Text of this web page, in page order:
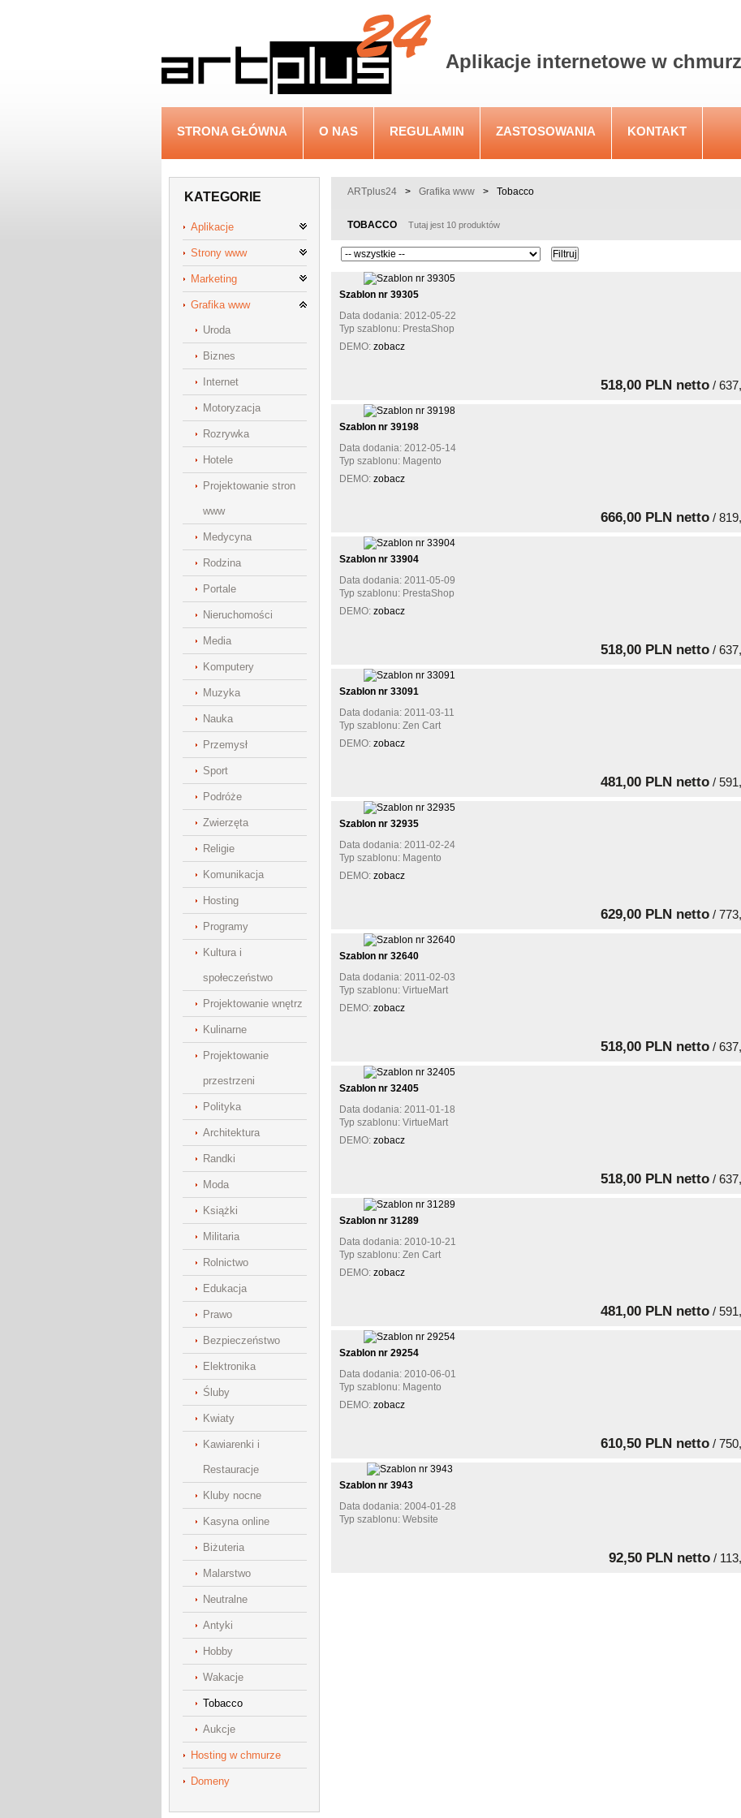
Aplikacje internetowe w
STRONA GŁÓWNA O NAS REGULAMIN ZASTOSOWANIA KONTAKT
KATEGORIE
Aplikacje
Strony www
Marketing
Grafika www
Uroda
Biznes
Internet
Motoryzacja
Rozrywka
Hotele
Projektowanie stron
www
Medycyna
Rodzina
Portale
Nieruchomości
Media
Komputery
Muzyka
Nauka
Przemysł
Sport
Podróże
Zwierzęta
Religie
Komunikacja
Hosting
Programy
Kultura i
społeczeństwo
Projektowanie wnętrz
Kulinarne
Projektowanie
przestrzeni
Polityka
Architektura
Randki
Moda
Książki
Militaria
Rolnictwo
Edukacja
Prawo
Bezpieczeństwo
Elektronika
Śluby
Kwiaty
Kawiarenki i
Restauracje
Kluby nocne
Kasyna online
Biżuteria
Malarstwo
Neutralne
Antyki
Hobby
Wakacje
Tobacco
Aukcje
Hosting w chmurze
Domeny
ARTplus24 > Grafika www > Tobacco
TOBACCO Tutaj jest 10 produktów
Szablon nr 39305
Data dodania: 2012-05-22
Typ szablonu: PrestaShop
DEMO: zobacz
518,00 PLN netto/
Szablon nr 39198
Data dodania: 2012-05-14
Typ szablonu: Magento
DEMO: zobacz
666,00 PLN netto/
Szablon nr 33904
Data dodania: 2011-05-09
Typ szablonu: PrestaShop
DEMO: zobacz
518,00 PLN netto/
Szablon nr 33091
Data dodania: 2011-03-11
Typ szablonu: Zen Cart
DEMO: zobacz
481,00 PLN netto/
Szablon nr 32935
Data dodania: 2011-02-24
Typ szablonu: Magento
DEMO: zobacz
629,00 PLN netto/
Szablon nr 32640
Data dodania: 2011-02-03
Typ szablonu: VirtueMart
DEMO: zobacz
518,00 PLN netto/
Szablon nr 32405
Data dodania: 2011-01-18
Typ szablonu: VirtueMart
DEMO: zobacz
518,00 PLN netto/
Szablon nr 31289
Data dodania: 2010-10-21
Typ szablonu: Zen Cart
DEMO: zobacz
481,00 PLN netto/
Szablon nr 29254
Data dodania: 2010-06-01
Typ szablonu: Magento
DEMO: zobacz
610,50 PLN netto/
Szablon nr 3943
Data dodania: 2004-01-28
Typ szablonu: Website
92,50 PLN netto/